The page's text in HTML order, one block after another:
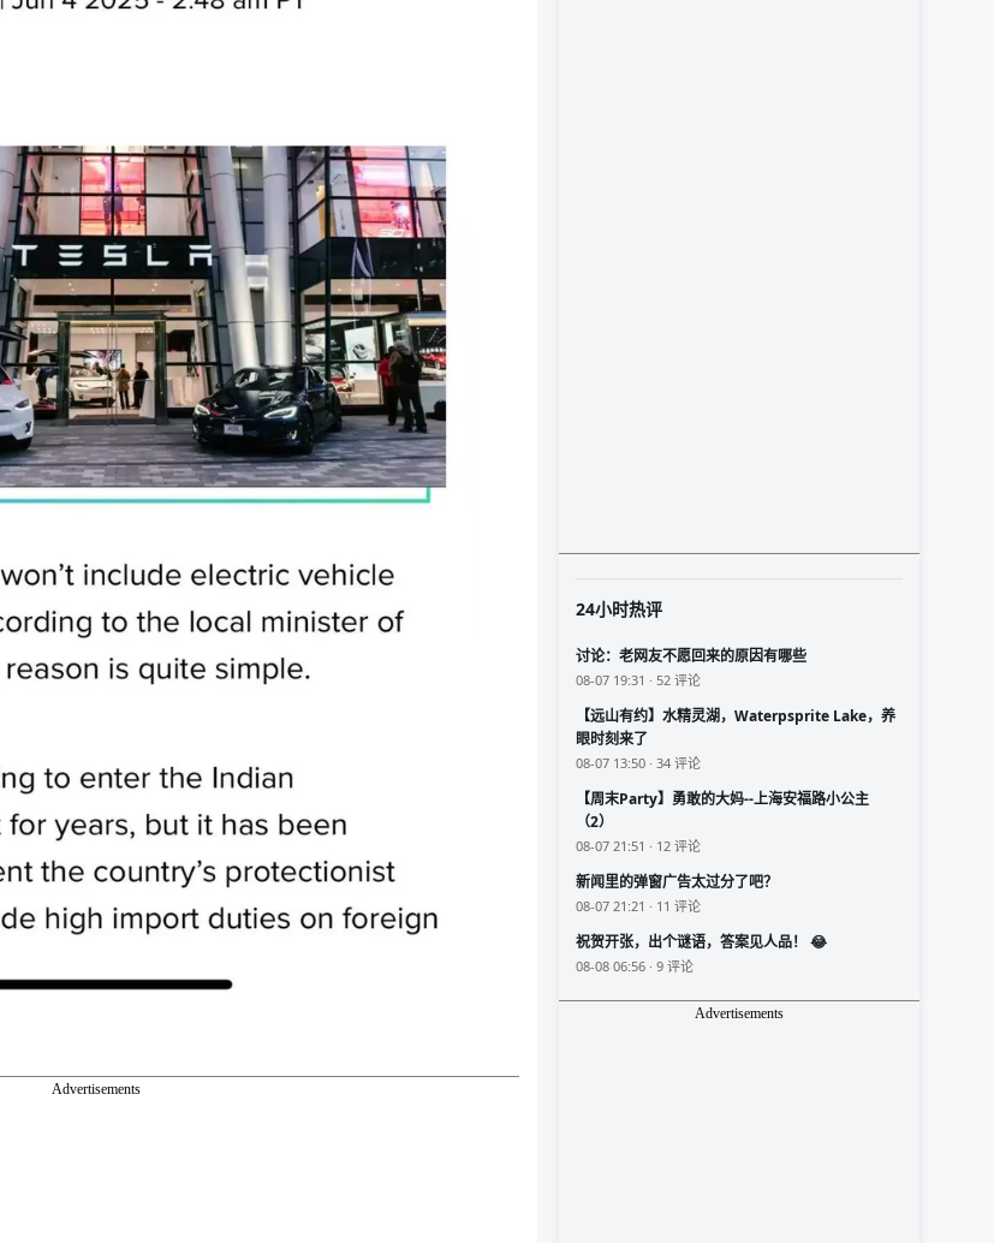
Advertisements
24小时热评
讨论：老网友不愿回来的原因有哪些
08-07 19:31 · 52 评论
【远山有约】水精灵湖，Waterpsprite Lake，养
眼时刻来了
08-07 13:50 · 34 评论
【周末Party】勇敢的大妈--上海安福路小公主
（2）
08-07 21:51 · 12 评论
新闻里的弹窗广告太过分了吧？
08-07 21:21 · 11 评论
祝贺开张，出个谜语，答案见人品！ 😂
08-08 06:56 · 9 评论
Advertisements